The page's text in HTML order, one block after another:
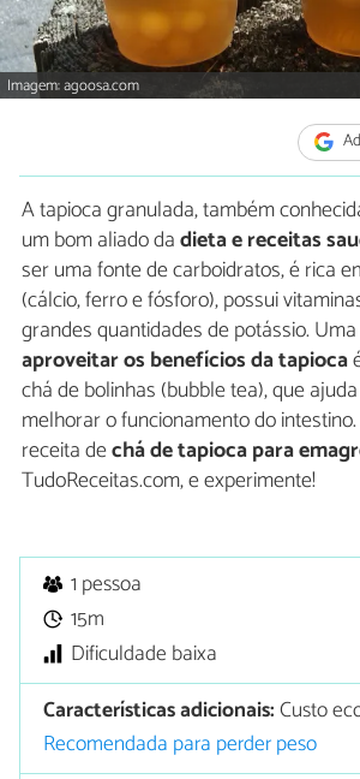
Imagem: agoosa.com
A tapioca granulada, também
um bom aliado dadieta e receitas
ser uma fonte de carboidratos, é rica
(cálcio, ferro e fósforo), possui
grandes quantidades de potássio.
aproveitar os benefícios da tapioca
chá de bolinhas (bubble tea), que
melhorar o funcionamento do
receita dechá de tapioca para
TudoReceitas.com, e experimente!
1 pessoa
15m
Dificuldade baixa
Características adicionais:Custo
Recomendada para perder peso